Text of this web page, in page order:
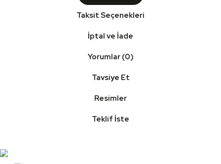
Taksit Seçenekleri
İptal ve İade
Yorumlar (0)
Tavsiye Et
Resimler
Teklif İste